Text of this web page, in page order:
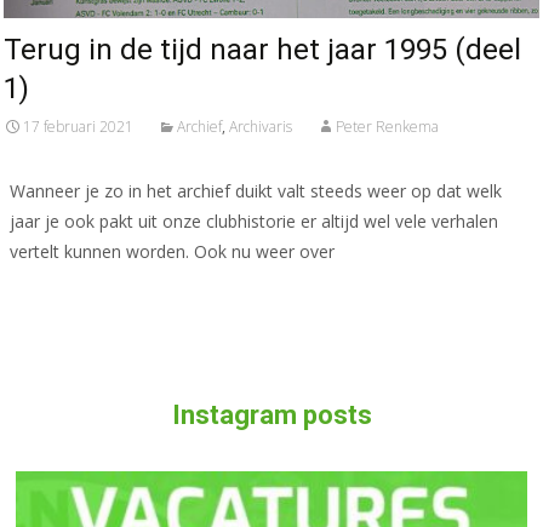
Terug in de tijd naar het jaar 1995 (deel
1)
17 februari 2021 Archief, Archivaris Peter Renkema
Wanneer je zo in het archief duikt valt steeds weer op dat welk
jaar je ook pakt uit onze clubhistorie er altijd wel vele verhalen
vertelt kunnen worden. Ook nu weer over
Instagram posts